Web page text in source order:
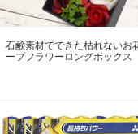
石鹸素材でできた枯れない
ープフラワーロングボックス